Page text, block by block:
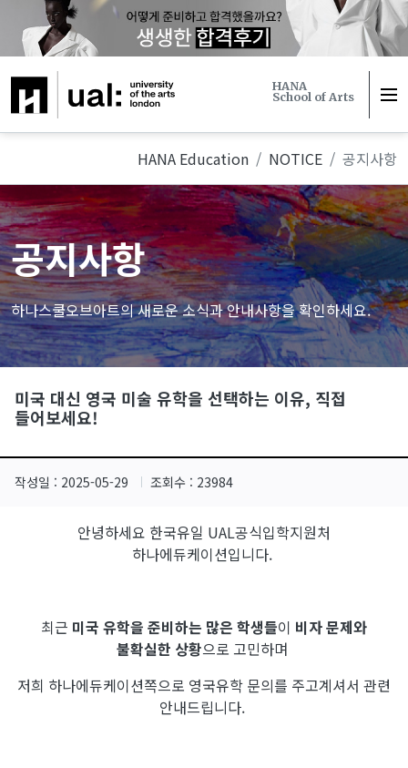
하나에듀케이션 HANA
School of Arts
HANA Education NOTICE 공지사항
공지사항
하나스쿨오브아트의 새로운 소식과 안내사항을 확인하세요.
미국 대신 영국 미술 유학을 선택하는 이유, 직접
들어보세요!
작성일 : 2025-05-29 조회수 : 23984
안녕하세요 한국유일 UAL공식입학지원처
하나에듀케이션입니다.
최근 미국 유학을 준비하는 많은 학생들이 비자 문제와
불확실한 상황으로 고민하며
저희 하나에듀케이션쪽으로 영국유학 문의를 주고계셔서 관련
안내드립니다.